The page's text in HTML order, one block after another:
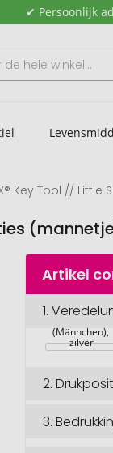
✔ Persoonlijk
Key Tool //
Artikel
1.Kleine
(Männchen),
zilver
2.
3.